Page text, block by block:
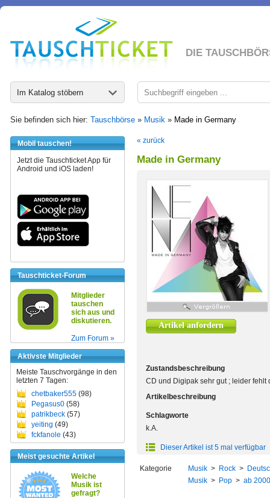
DIE
Im Katalog stöbern
Sie befinden sich hier: Tauschbörse » Musik » Made in Germany
Mobil tauschen!
Jetzt die Tauschticket App für
Android und iOS laden!
Tauschticket-Forum
Mitglieder
tauschen
sich aus und
diskutieren.
Zum Forum »
Aktivste Mitglieder
Meiste Tauschvorgänge in den
letzten 7 Tagen:
chetbaker555 (98)
Pegasus0 (58)
patrikbeck (57)
yeiting (49)
fckfanole (43)
Meist gesuchte Artikel
Welche
Musik ist
gefragt?
« zurück
Made in Germany
Artikel anfordern
Zustandsbeschreibung
CD und Digipak sehr gut ; leider fehlt
Artikelbeschreibung
Schlagworte
k.A.
Dieser Artikel ist 5 mal verfügbar
Kategorie Musik > Rock >
Musik > Pop > ab 2000